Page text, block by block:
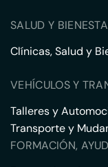
SALUD Y
Clínicas, Salud y
VEHÍCULOS Y
Talleres y
Transporte y
FORMACIÓN,